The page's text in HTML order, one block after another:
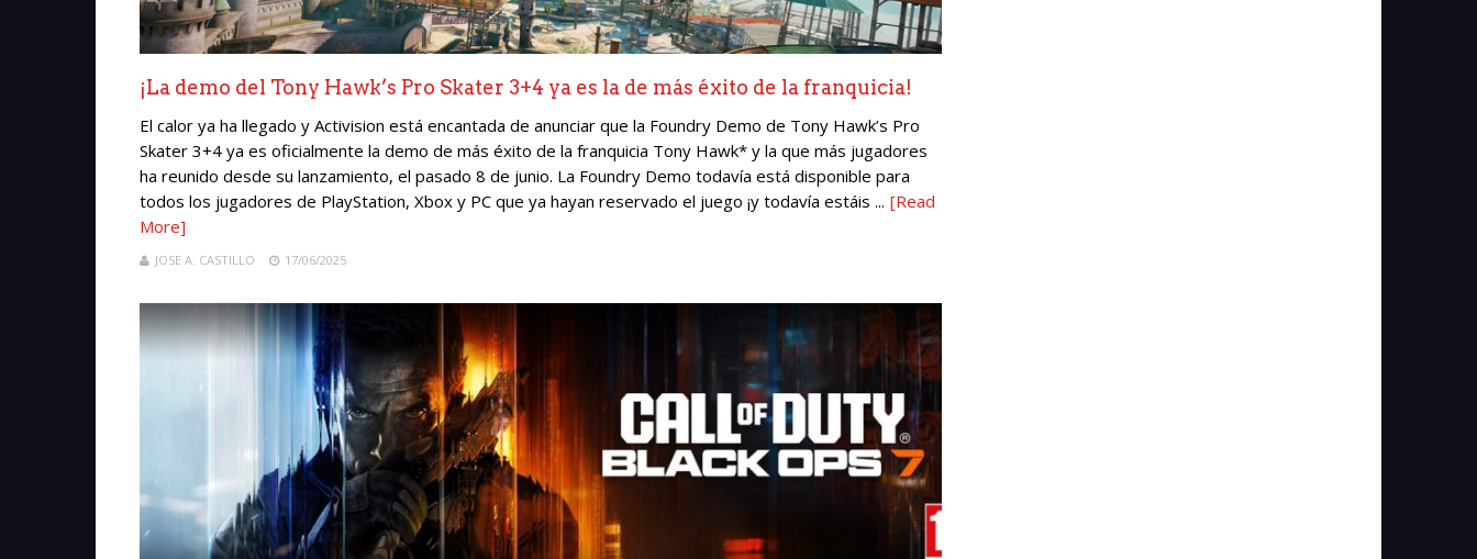
¡La demo del Tony Hawk’s Pro Skater 3+4 ya es la de más éxito de la franquicia!
El calor ya ha llegado y Activision está encantada de anunciar que la Foundry Demo de Tony Hawk’s Pro
Skater 3+4 ya es oficialmente la demo de más éxito de la franquicia Tony Hawk* y la que más jugadores
ha reunido desde su lanzamiento, el pasado 8 de junio. La Foundry Demo todavía está disponible para
todos los jugadores de PlayStation, Xbox y PC que ya hayan reservado el juego ¡y todavía estáis ... [Read
More]
JOSE A. CASTILLO 17/06/2025